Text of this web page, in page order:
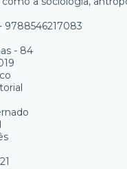
9788546217083
- 84